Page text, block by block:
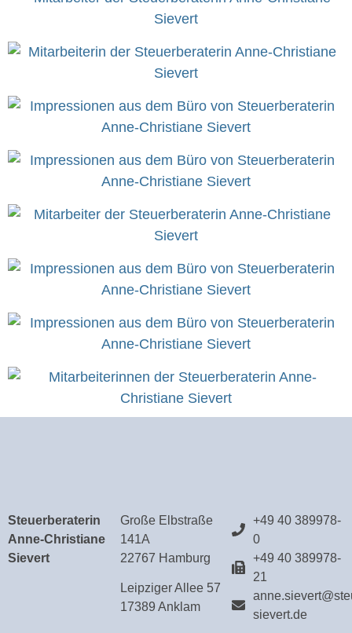
Steuerberaterin
Anne-Christiane
Sievert
Große Elbstraße
141A
22767 Hamburg
Leipziger Allee 57
17389 Anklam
+49 40 389978-
0
+49 40 389978-
21
sievert.de